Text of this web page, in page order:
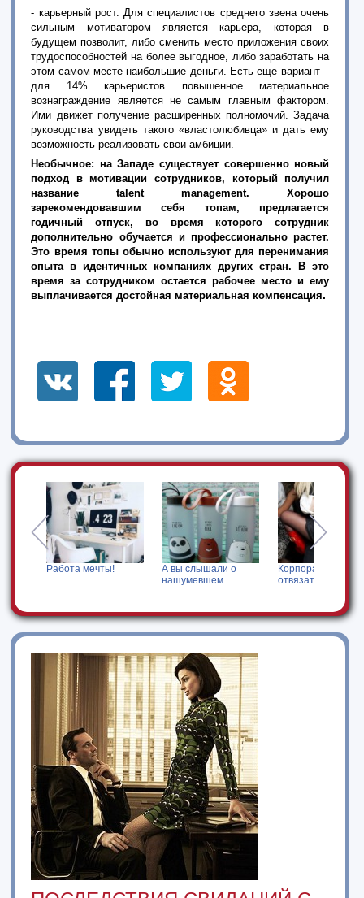
- карьерный рост. Для специалистов среднего звена очень
сильным мотиватором является карьера, которая в
будущем позволит, либо сменить место приложения своих
трудоспособностей на более выгодное, либо заработать на
этом самом месте наибольшие деньги. Есть еще вариант –
для 14% карьеристов повышенное материальное
вознаграждение является не самым главным фактором.
Ими движет получение расширенных полномочий. Задача
руководства увидеть такого «властолюбивца» и дать ему
возможность реализовать свои амбиции.
Необычное: на Западе существует совершенно новый
подход в мотивации сотрудников, который получил
название talent management. Хорошо
зарекомендовавшим себя топам, предлагается
годичный отпуск, во время которого сотрудник
дополнительно обучается и профессионально растет.
Это время топы обычно используют для перенимания
опыта в идентичных компаниях других стран. В это
время за сотрудником остается рабочее место и ему
выплачивается достойная материальная компенсация.
Работа мечты!
А вы слышали о
нашумевшем ...
Корпоратив - как и
отвязаться ...